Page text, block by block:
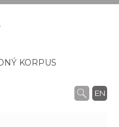
KORPUS
EN